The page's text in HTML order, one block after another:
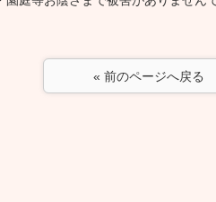
« 前のページへ戻る